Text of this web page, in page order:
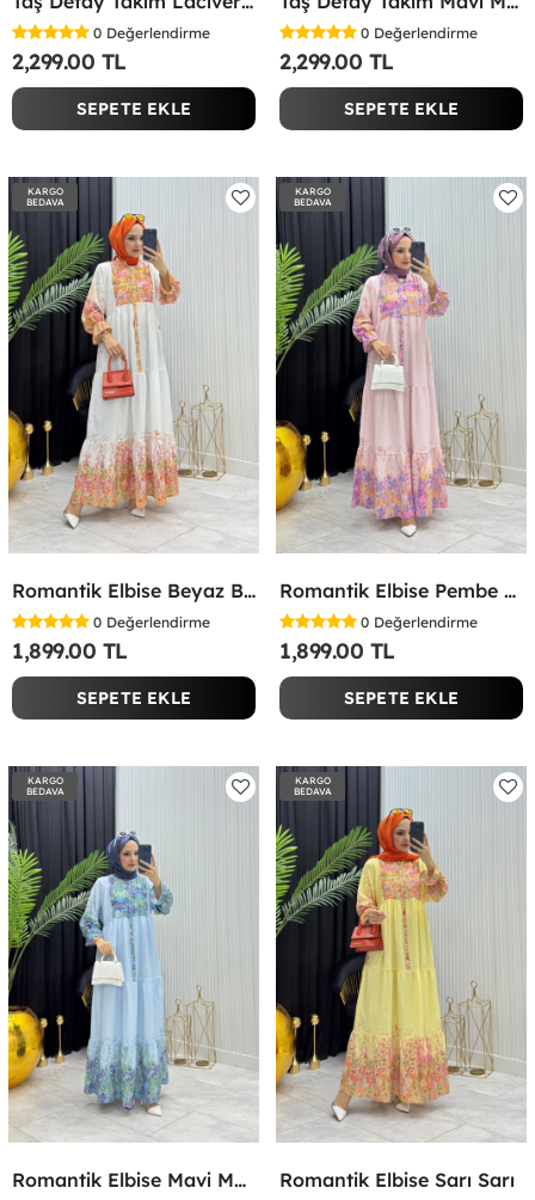
0 Değerlendirme
2,299.00 TL
SEPETE EKLE
0 Değerlendirme
2,299.00 TL
SEPETE EKLE
KARGO
BEDAVA
Romantik Elbise Beyaz Beyaz
0 Değerlendirme
1,899.00 TL
SEPETE EKLE
KARGO
BEDAVA
Romantik Elbise Pembe Pembe
0 Değerlendirme
1,899.00 TL
SEPETE EKLE
KARGO
BEDAVA
Romantik Elbise Mavi Mavi
KARGO
BEDAVA
Romantik Elbise Sarı Sarı